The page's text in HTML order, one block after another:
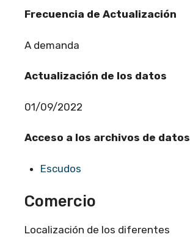
Frecuencia de Actualización
A demanda
Actualización de los datos
01/09/2022
Acceso a los archivos de datos
Escudos
Comercio
Localización de los diferentes